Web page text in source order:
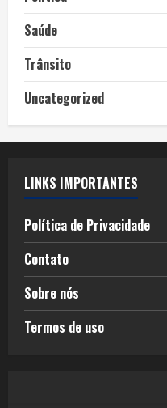
Saúde
Trânsito
Uncategorized
LINKS IMPORTANTES
Política de Privacidade
Contato
Sobre nós
Termos de uso